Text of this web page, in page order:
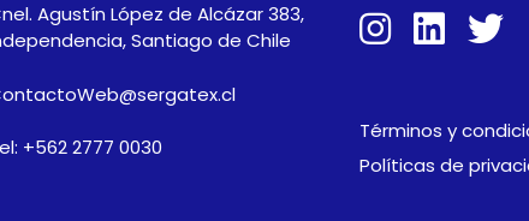
Agustín López de Alcázar 383,
Santiago de Chile
+562 2777 0030
Términos y
Políticas de